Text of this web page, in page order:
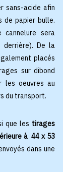
sans-acide afin
de papier bulle.
cannelure sera
derrière). De la
placés
sur dibond
les oeuvres au
du transport.
que les tirages
à 44 x 53
dans une